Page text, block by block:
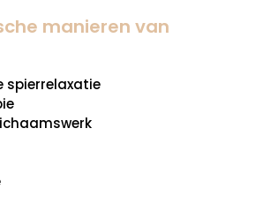
manieren van
spierrelaxatie